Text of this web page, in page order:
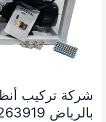
شركة تركيب
بالرياض 0538263919